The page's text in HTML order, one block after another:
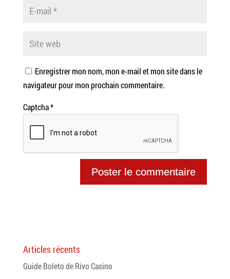
Enregistrer mon nom, mon e-mail et mon site dans le
navigateur pour mon prochain commentaire.
Captcha*
Articles récents
Guide Boleto de Rivo Casino